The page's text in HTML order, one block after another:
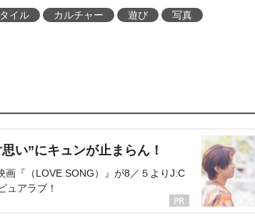
イル カルチャー 遊び 写真
い”にキュンが止まらん！
画『（LOVE SONG）』が8／５よりJ:C
ュアラブ！